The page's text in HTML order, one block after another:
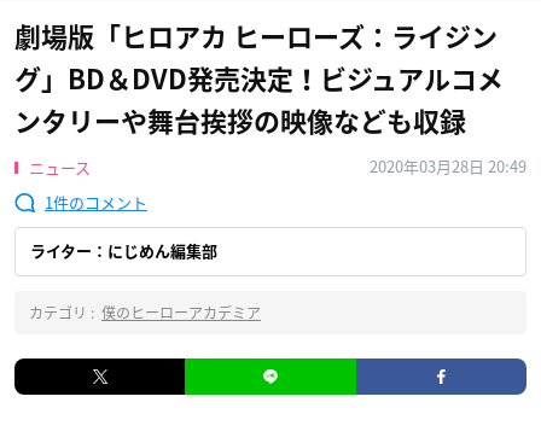
劇場版「ヒロアカ ヒーローズ：ライジン
グ」BD＆DVD発売決定！ビジュアルコメ
ンタリーや舞台挨拶の映像なども収録
ニュース
2020年03月28日 20:49
1
ライター：にじめん編集部
カテゴリ : 僕のヒーローアカデミア